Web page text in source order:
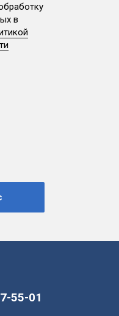
в
55-01